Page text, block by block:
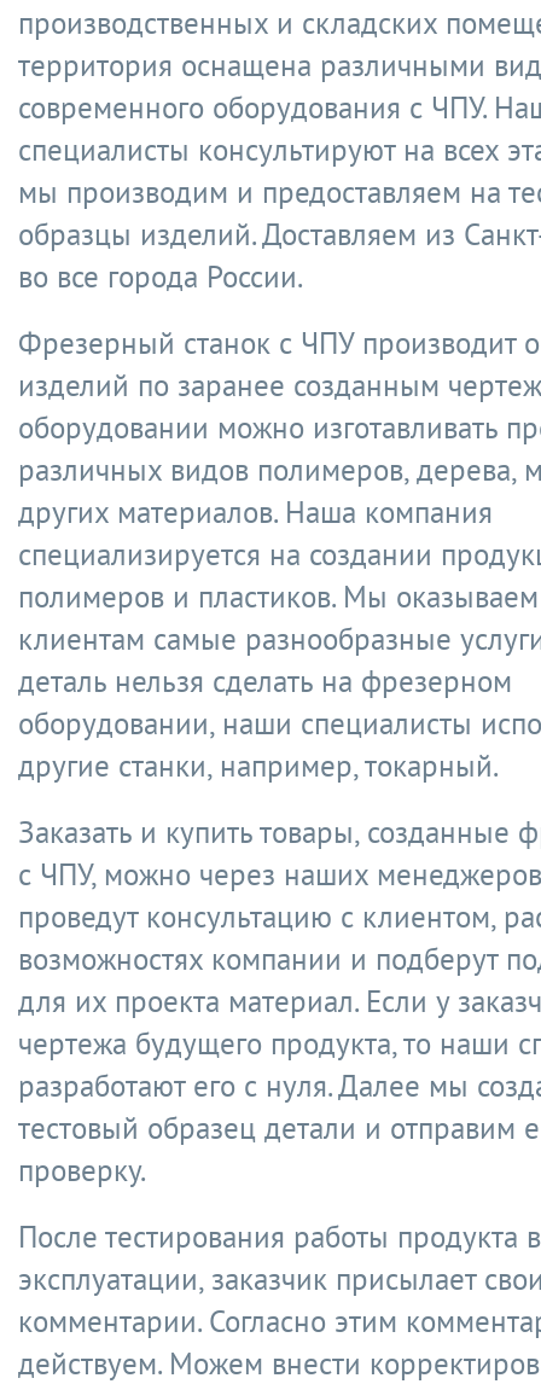
производственных и складских
территория оснащена различными
современного оборудования с ЧПУ.
специалисты консультируют на всех
мы производим и предоставляем на
образцы изделий. Доставляем из
во все города России.
Фрезерный станок с ЧПУ производит
изделий по заранее созданным
оборудовании можно изготавливать
различных видов полимеров, дерева,
других материалов. Наша компания
специализируется на создании
полимеров и пластиков. Мы
клиентам самые разнообразные
деталь нельзя сделать на фрезерном
оборудовании, наши специалисты
другие станки, например, токарный.
Заказать и купить товары, созданные
с ЧПУ, можно через наших
проведут консультацию с клиентом,
возможностях компании и подберут
для их проекта материал. Если у
чертежа будущего продукта, то наши
разработают его с нуля. Далее мы
тестовый образец детали и отправим
проверку.
После тестирования работы продукта
эксплуатации, заказчик присылает
комментарии. Согласно этим
действуем. Можем внести